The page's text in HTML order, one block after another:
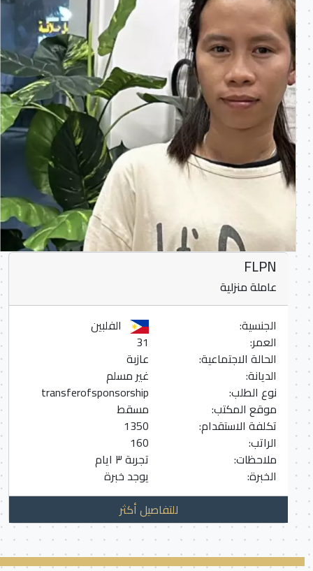
FLPN
عاملة منزلية
الجنسية:
الفلبين
العمر:
الحالة الاجتماعية:
عازبة
الديانة:
غير مسلم
نوع الطلب:
transferofsponsorship
موقع المكتب:
مسقط
تكلفة الاستقدام:
1350
الراتب:
160
ملاحظات:
تجربة ٣ ايام
الخبرة:
يوجد خبرة
للتفاصيل أكثر